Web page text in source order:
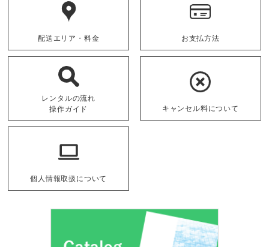
配送エリア・料金 お支払方法
レンタルの流れ
操作ガイド
キャンセル料について
個人情報取扱について